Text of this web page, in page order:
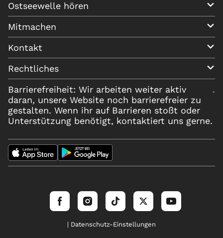
Ostseewelle hören
Mitmachen
Kontakt
Rechtliches
Barrierefreiheit: Wir arbeiten weiter aktiv
daran, unsere Website noch barrierefreier zu
gestalten. Wenn ihr auf Barrieren stoßt oder
Unterstützung benötigt, kontaktiert uns gerne.
| Datenschutz-Einstellungen